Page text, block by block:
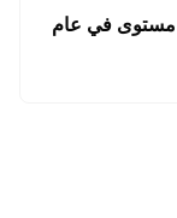
مستوى في عام